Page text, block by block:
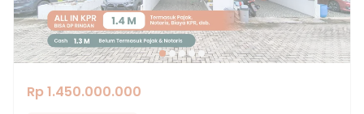
Rp 1.450.000.000